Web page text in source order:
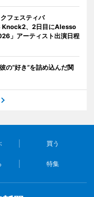
フェスティバ
、2日目にAlesso
アーティスト出演日程
“好き”を詰め込んだ関
買う
特集